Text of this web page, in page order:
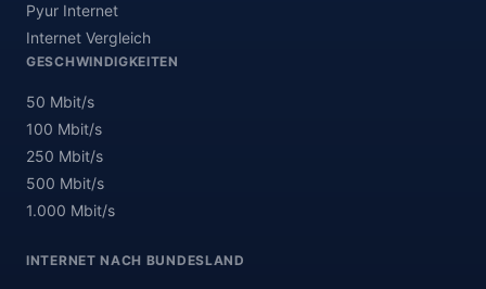
Pyur Internet
Internet Vergleich
GESCHWINDIGKEITEN
50 Mbit/s
100 Mbit/s
250 Mbit/s
500 Mbit/s
1.000 Mbit/s
INTERNET NACH BUNDESLAND